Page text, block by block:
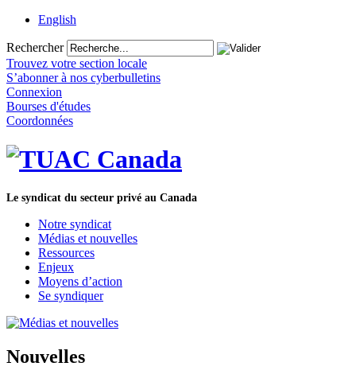
English
Rechercher
Trouvez votre section locale
S’abonner à nos cyberbulletins
Connexion
Bourses d'études
Coordonnées
Le syndicat du secteur privé au Canada
Notre syndicat
Médias et nouvelles
Ressources
Enjeux
Moyens d’action
Se syndiquer
Nouvelles